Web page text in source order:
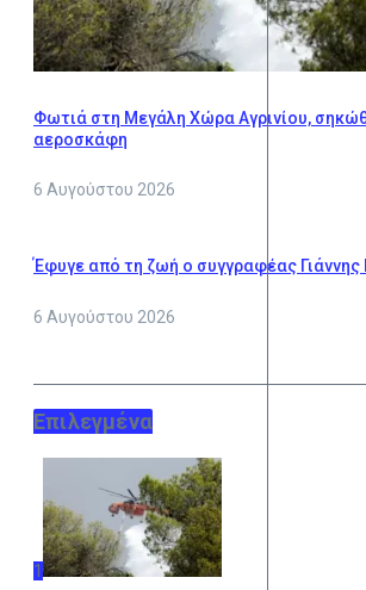
Φωτιά στη Μεγάλη Χώρα Αγρινίου,
αεροσκάφη
6 Αυγούστου 2026
Έφυγε από τη ζωή ο συγγραφέας Γιάννης
6 Αυγούστου 2026
Επιλεγμένα
1